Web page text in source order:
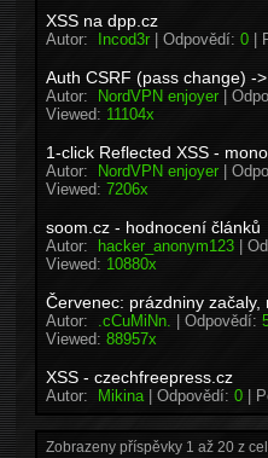
XSS na dpp.cz
Autor: Incod3r| Odpovědí: 0 |
Auth CSRF (pass change) -
Autor: NordVPN enjoyer |
Viewed: 11104x
1-click Reflected XSS -
Autor: NordVPN enjoyer |
Viewed: 7206x
soom.cz - hodnocení článků
Autor: hacker_anonym123 |
Viewed: 10880x
Červenec: prázdniny
Autor: .cCuMiNn. | Odpovědí:
Viewed: 88957x
XSS - czechfreepress.cz
Autor: Mikina| Odpovědí: 0 |
Zobrazeny příspěvky 1 až 20 z